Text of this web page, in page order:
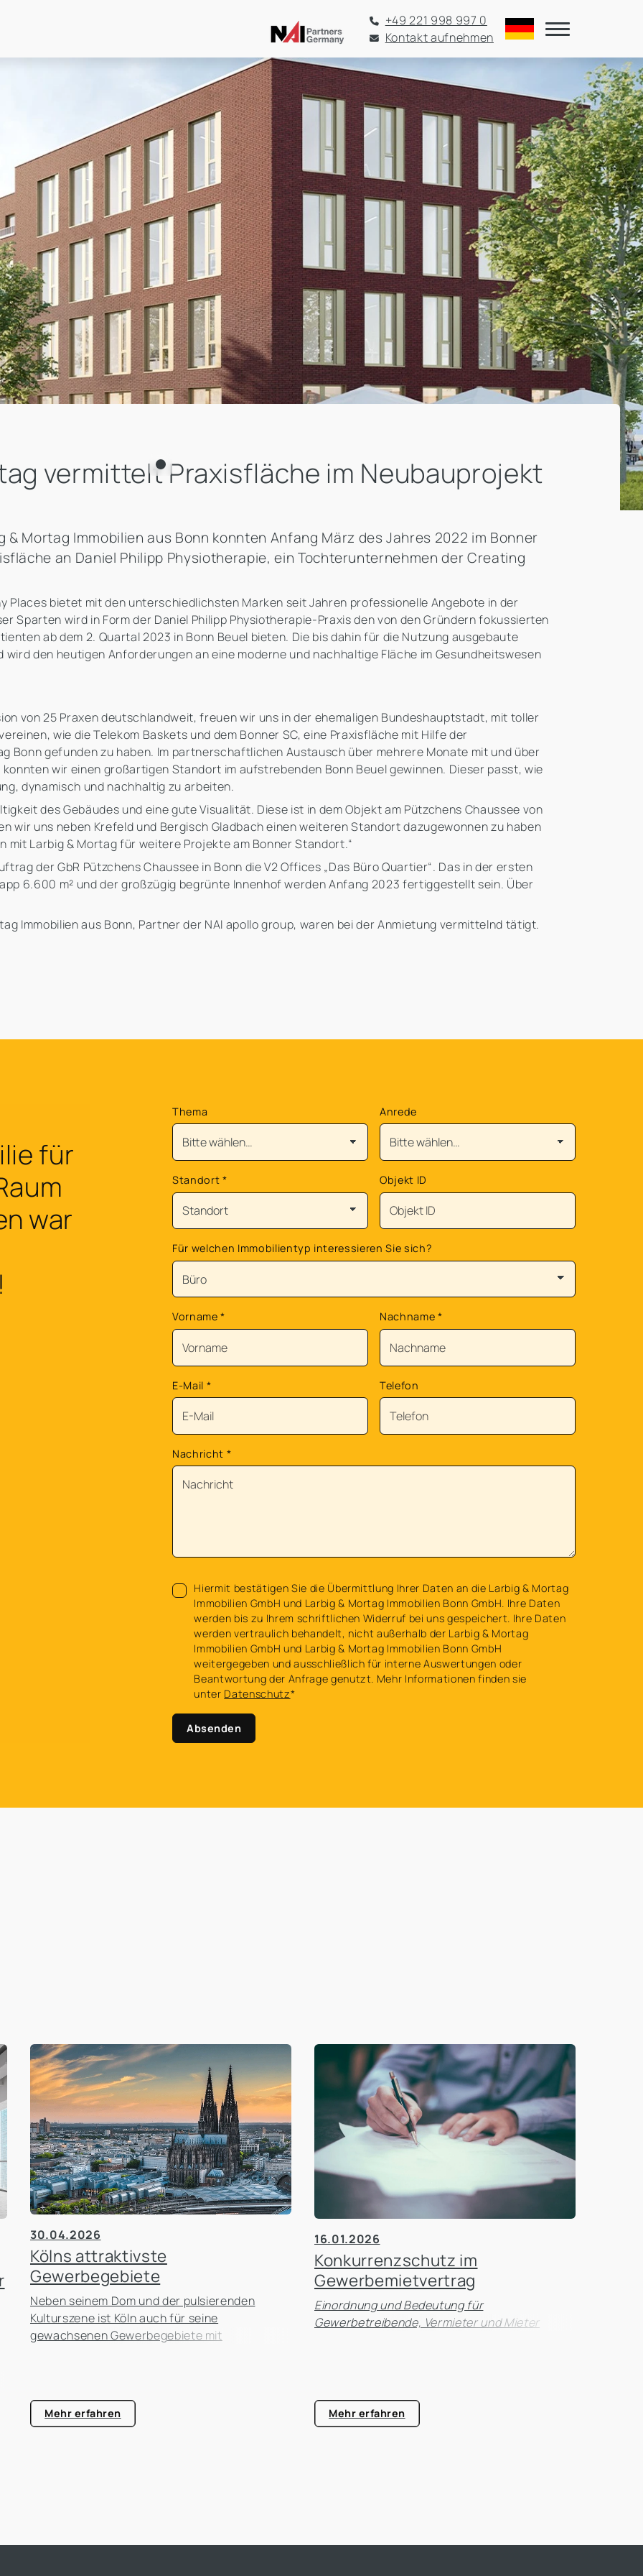
+49 221 998 997 0
Kontakt aufnehmen
vermittelt Praxisfläche im Neubauprojekt
Mortag Immobilien aus Bonn konnten Anfang März des Jahres 2022 im Bonner
an Daniel Philipp Physiotherapie, ein Tochterunternehmen der Creating
Places bietet mit den unterschiedlichsten Marken seit Jahren professionelle Angebote in der
Sparten wird in Form der Daniel Philipp Physiotherapie-Praxis den von den Gründern fokussierten
ab dem 2. Quartal 2023 in Bonn Beuel bieten. Die bis dahin für die Nutzung ausgebaute
wird den heutigen Anforderungen an eine moderne und nachhaltige Fläche im Gesundheitswesen
von 25 Praxen deutschlandweit, freuen wir uns in der ehemaligen Bundeshauptstadt, mit toller
wie die Telekom Baskets und dem Bonner SC, eine Praxisfläche mit Hilfe der
Bonn gefunden zu haben. Im partnerschaftlichen Austausch über mehrere Monate mit und über
wir einen großartigen Standort im aufstrebenden Bonn Beuel gewinnen. Dieser passt, wie
dynamisch und nachhaltig zu arbeiten.
des Gebäudes und eine gute Visualität. Diese ist in dem Objekt am Pützchens Chaussee von
wir uns neben Krefeld und Bergisch Gladbach einen weiteren Standort dazugewonnen zu haben
mit Larbig & Mortag für weitere Projekte am Bonner Standort.“
der GbR Pützchens Chaussee in Bonn die V2 Offices „Das Büro Quartier“. Das in der ersten
6.600 m² und der großzügig begrünte Innenhof werden Anfang 2023 fertiggestellt sein. Über
Immobilien aus Bonn, Partner der NAI apollo group, waren bei der Anmietung vermittelnd tätigt.
für
war
Thema Anrede
Standort * Objekt ID
Für welchen Immobilientyp interessieren Sie sich?
Vorname* Nachname *
E-Mail * Telefon
Nachricht *
Hiermit bestätigen Sie die Übermittlung Ihrer Daten an die Larbig & Mortag
Immobilien GmbH und Larbig & Mortag Immobilien Bonn GmbH. Ihre Daten
werden bis zu Ihrem schriftlichen Widerruf bei uns gespeichert. Ihre Daten
werden vertraulich behandelt, nicht außerhalb der Larbig & Mortag
Immobilien GmbH und Larbig & Mortag Immobilien Bonn GmbH
weitergegeben und ausschließlich für interne Auswertungen oder
Beantwortung der Anfrage genutzt. Mehr Informationen finden sie
unter Datenschutz*
Absenden
30.04.2026
Kölns attraktivste
Gewerbegebiete
Neben seinem Dom und der pulsierenden
Kulturszene ist Köln auch für seine
gewachsenen Gewerbegebiete mit
Mehr erfahren
16.01.2026
Konkurrenzschutz im
Gewerbemietvertrag
Einordnung und Bedeutung für
Gewerbetreibende, Vermieter und Mieter
Mehr erfahren